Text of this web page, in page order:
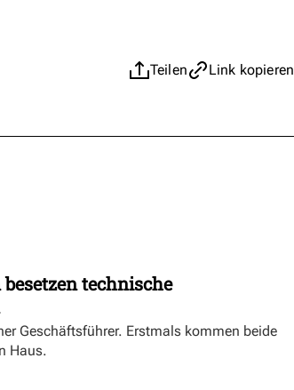
Teilen Link kopieren
technische
Geschäftsführer. Erstmals kommen beide
Haus.